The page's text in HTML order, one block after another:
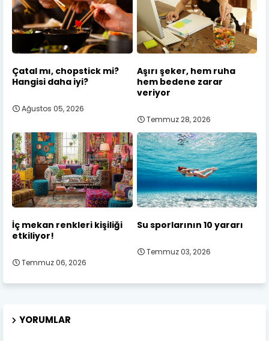
Çatal mı, chopstick mi?
Hangisi daha iyi?
Ağustos 05, 2026
Aşırı şeker, hem ruha
hem bedene zarar
veriyor
Temmuz 28, 2026
İç mekan renkleri kişiliği
etkiliyor!
Temmuz 06, 2026
Su sporlarının 10 yararı
Temmuz 03, 2026
YORUMLAR